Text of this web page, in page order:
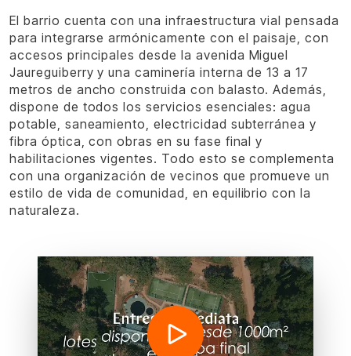
El barrio cuenta con una infraestructura vial pensada
para integrarse armónicamente con el paisaje, con
accesos principales desde la avenida Miguel
Jaureguiberry y una caminería interna de 13 a 17
metros de ancho construida con balasto. Además,
dispone de todos los servicios esenciales: agua
potable, saneamiento, electricidad subterránea y
fibra óptica, con obras en su fase final y
habilitaciones vigentes. Todo esto se complementa
con una organización de vecinos que promueve un
estilo de vida de comunidad, en equilibrio con la
naturaleza.